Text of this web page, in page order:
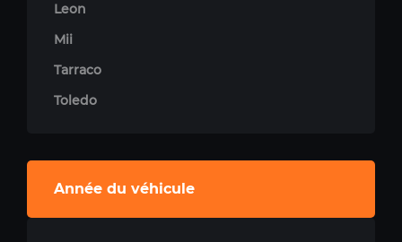
Leon
Mii
Tarraco
Toledo
Année du véhicule